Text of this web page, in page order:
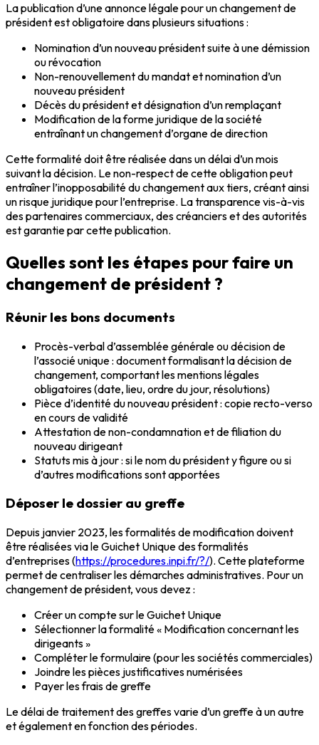
La publication d’une annonce légale pour un changement de
président est obligatoire dans plusieurs situations :
Nomination d’un nouveau président suite à une démission
ou révocation
Non-renouvellement du mandat et nomination d’un
nouveau président
Décès du président et désignation d’un remplaçant
Modification de la forme juridique de la société
entraînant un changement d’organe de direction
Cette formalité doit être réalisée dans un délai d’un mois
suivant la décision. Le non-respect de cette obligation peut
entraîner l’inopposabilité du changement aux tiers, créant ainsi
un risque juridique pour l’entreprise. La transparence vis-à-vis
des partenaires commerciaux, des créanciers et des autorités
est garantie par cette publication.
Quelles sont les étapes pour faire un
changement de président ?
Réunir les bons documents
Procès-verbal d’assemblée générale ou décision de
l’associé unique : document formalisant la décision de
changement, comportant les mentions légales
obligatoires (date, lieu, ordre du jour, résolutions)
Pièce d’identité du nouveau président : copie recto-verso
en cours de validité
Attestation de non-condamnation et de filiation du
nouveau dirigeant
Statuts mis à jour : si le nom du président y figure ou si
d’autres modifications sont apportées
Déposer le dossier au greffe
Depuis janvier 2023, les formalités de modification doivent
être réalisées via le Guichet Unique des formalités
d’entreprises (https://procedures.inpi.fr/?/). Cette plateforme
permet de centraliser les démarches administratives. Pour un
changement de président, vous devez :
Créer un compte sur le Guichet Unique
Sélectionner la formalité « Modification concernant les
dirigeants »
Compléter le formulaire (pour les sociétés commerciales)
Joindre les pièces justificatives numérisées
Payer les frais de greffe
Le délai de traitement des greffes varie d’un greffe à un autre
et également en fonction des périodes.